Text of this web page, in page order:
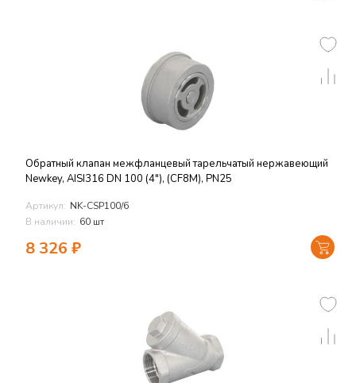
Обратный клапан межфланцевый тарельчатый нержавеющий
Newkey, AISI316 DN 100 (4"), (CF8M), PN25
Артикул: NK-CSP100/6
В наличии: 60 шт
8 326 ₽